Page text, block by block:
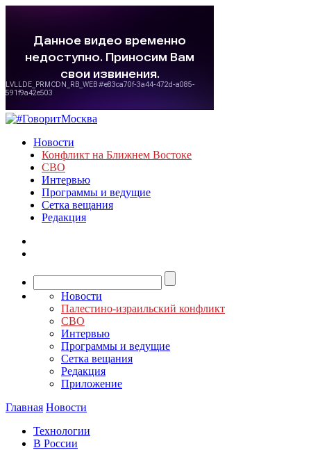
Новости
Конфликт на Ближнем Востоке
СВО
Интервью
Программы и ведущие
Сетка вещания
Редакция
Новости
Палестино-израильский конфликт
СВО
Интервью
Программы и ведущие
Сетка вещания
Редакция
Приложение
Главная Новости
Технологии
В России